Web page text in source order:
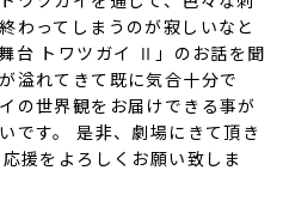
わってしまうのが寂しいなと
台 トワツガイ Ⅱ」のお話を聞
溢れてきて既に気合十分で
の世界観をお届けできる事が
です。 是非、劇場にきて頂き
援をよろしくお願い致しま